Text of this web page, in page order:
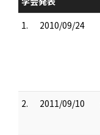
1.
2010/09/24
2. 2011/09/10